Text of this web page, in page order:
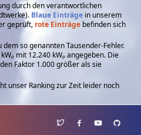
durch den verantwortlichen
Blaue Einträge in unserem
geprüft, rote Einträge befinden sich
dem so genannten Tausender-Fehler.
mit 12.240 kWₚ angegeben. Die
Faktor 1.000 größer als sie
unser Ranking zur Zeit leider noch